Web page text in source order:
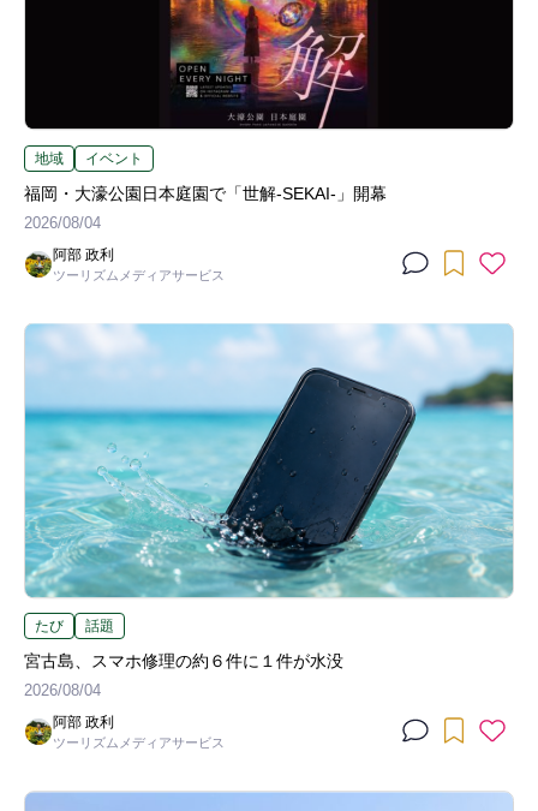
地域 イベント
福岡・大濠公園日本庭園で「世解-SEKAI-」開幕
2026/08/04
阿部 政利
ツーリズムメディアサービス
たび 話題
宮古島、スマホ修理の約６件に１件が水没
2026/08/04
阿部 政利
ツーリズムメディアサービス